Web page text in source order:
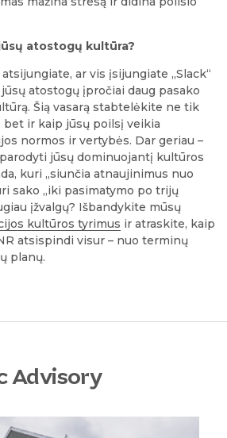
atostogų kultūra?
ar vis įsijungiate „Slack“
atostogų įpročiai daug pasako
Šią vasarą stabtelėkite ne tik
bet ir kaip jūsų poilsį veikia
normos ir vertybės. Dar geriau –
jūsų dominuojantį kultūros
kuri „siunčia atnaujinimus nuo
sako „iki pasimatymo po trijų
įžvalgų? Išbandykite mūsų
kultūros tyrimus ir atraskite, kaip
atsispindi visur – nuo terminų
planų.
Advisory